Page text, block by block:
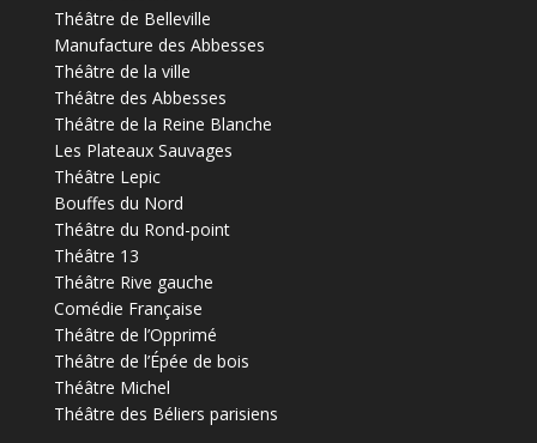
Théâtre de Belleville
Manufacture des Abbesses
Théâtre de la ville
Théâtre des Abbesses
Théâtre de la Reine Blanche
Les Plateaux Sauvages
Théâtre Lepic
Bouffes du Nord
Théâtre du Rond-point
Théâtre 13
Théâtre Rive gauche
Comédie Française
Théâtre de l’Opprimé
Théâtre de l’Épée de bois
Théâtre Michel
Théâtre des Béliers parisiens